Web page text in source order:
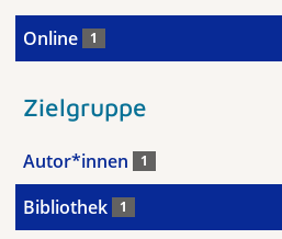
Online 1
Zielgruppe
Autor*innen 1
Bibliothek 1